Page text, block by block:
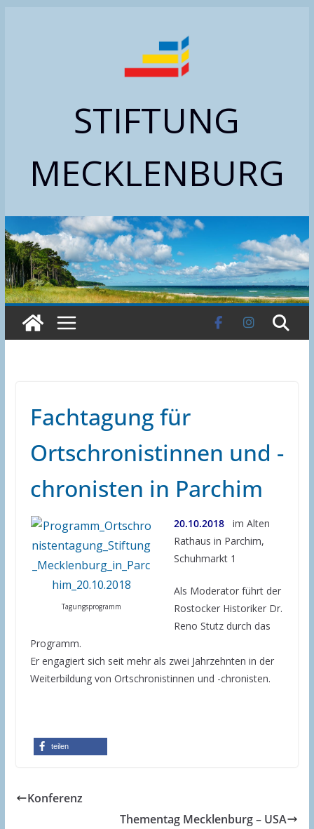
STIFTUNG
MECKLENBURG
Fachtagung für
Ortschronistinnen und -
chronisten in Parchim
Tagungsprogramm
20.10.2018 im Alten
Rathaus in Parchim,
Schuhmarkt 1
Als Moderator führt der
Rostocker Historiker Dr.
Reno Stutz durch das
Programm.
Er engagiert sich seit mehr als zwei Jahrzehnten in der
Weiterbildung von Ortschronistinnen und -chronisten.
teilen
Konferenz
Thementag Mecklenburg – USA